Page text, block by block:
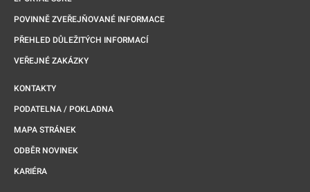
POVINNĚ ZVEŘEJŇOVANÉ INFORMACE
PŘEHLED DŮLEŽITÝCH INFORMACÍ
VEŘEJNÉ ZAKÁZKY
KONTAKTY
PODATELNA / POKLADNA
MAPA STRÁNEK
ODBĚR NOVINEK
KARIÉRA